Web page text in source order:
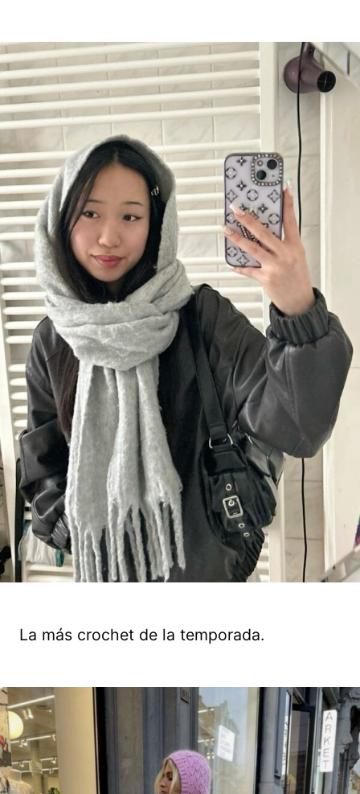
La más crochet de la temporada.